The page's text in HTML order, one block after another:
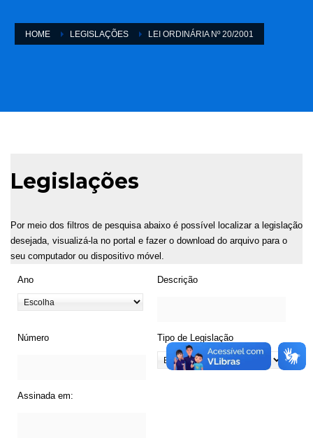
HOME LEGISLAÇÕES LEI ORDINÁRIA Nº 20/2001
Legislações
Por meio dos filtros de pesquisa abaixo é possível localizar a legislação
desejada, visualizá-la no portal e fazer o download do arquivo para o
seu computador ou dispositivo móvel.
Ano Descrição
Número Tipo de Legislação
Assinada em: